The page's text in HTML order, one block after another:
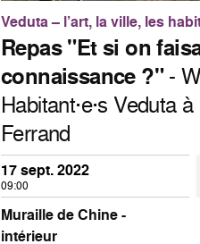
Veduta – l’art, la ville, les
Repas "Et si on
connaissance ?"-
Habitant·e·s Veduta
Ferrand
17 sept. 2022
09:00
Muraille de Chine -
intérieur